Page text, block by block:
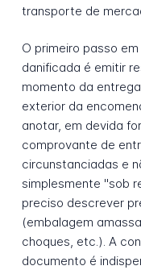
transporte de
O primeiro passo
danificada é emitir
momento da
exterior da
anotar, em devida
comprovante de
circunstanciadas e
simplesmente "sob
preciso descrever
(embalagem
choques, etc.). A
documento é